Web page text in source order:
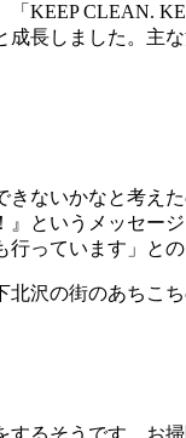
KEEP CLEAN.
長しました。主
きないかなと考え
というメッセー
っています」との
沢の街のあちこ